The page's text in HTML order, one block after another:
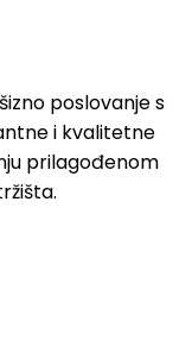
poslovanje s
i kvalitetne
prilagođenom